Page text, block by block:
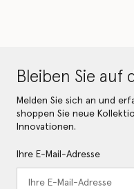
Bleiben Sie auf
Melden Sie sich an und
shoppen Sie neue
Innovationen.
Ihre E-Mail-Adresse